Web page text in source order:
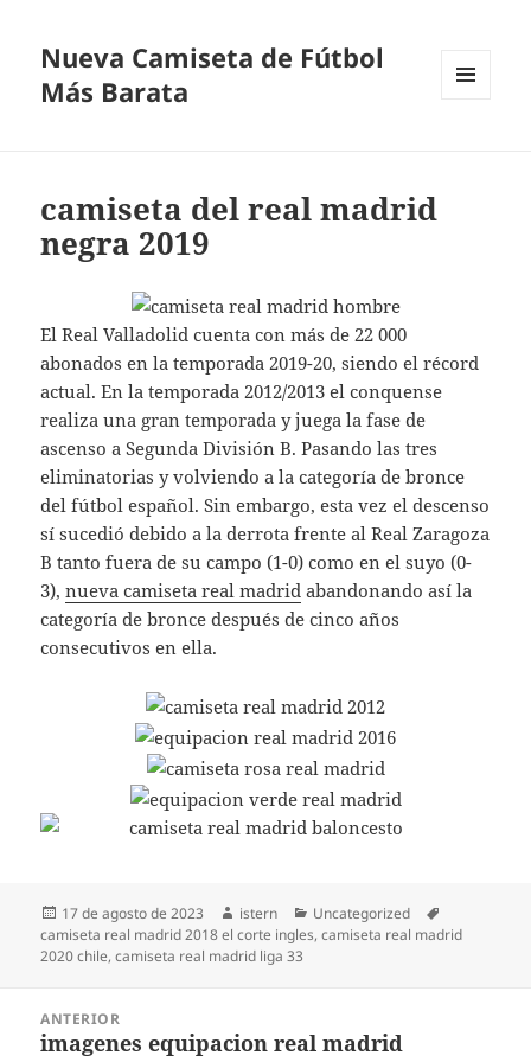
Nueva Camiseta de Fútbol
Más Barata
camiseta del real madrid
negra 2019
El Real Valladolid cuenta con más de 22 000
abonados en la temporada 2019-20, siendo el récord
actual. En la temporada 2012/2013 el conquense
realiza una gran temporada y juega la fase de
ascenso a Segunda División B. Pasando las tres
eliminatorias y volviendo a la categoría de bronce
del fútbol español. Sin embargo, esta vez el descenso
sí sucedió debido a la derrota frente al Real Zaragoza
B tanto fuera de su campo (1-0) como en el suyo (0-
3),nueva camiseta real madrid abandonando así la
categoría de bronce después de cinco años
consecutivos en ella.
Publicado
el
17 de agosto de 2023 Autor
istern Categorías
Uncategorized
camiseta real madrid 2018 el corte ingles,camiseta real madrid
2020 chile,camiseta real madrid liga 33
ANTERIOR
Entrada
imagenes equipacion real madrid